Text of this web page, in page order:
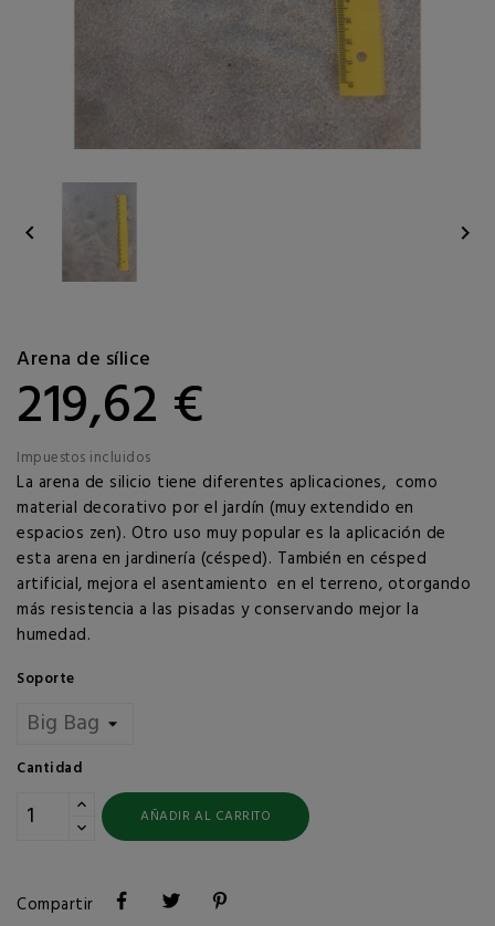
 
Arena de sílice
219,62 €
Impuestos incluidos
La arena de silicio tiene diferentes aplicaciones, como
material decorativo por el jardín (muy extendido en
espacios zen). Otro uso muy popular es la aplicación de
esta arena en jardinería (césped). También en césped
artificial, mejora el asentamiento en el terreno, otorgando
más resistencia a las pisadas y conservando mejor la
humedad.
Soporte
Cantidad
AÑADIR AL CARRITO
Compartir